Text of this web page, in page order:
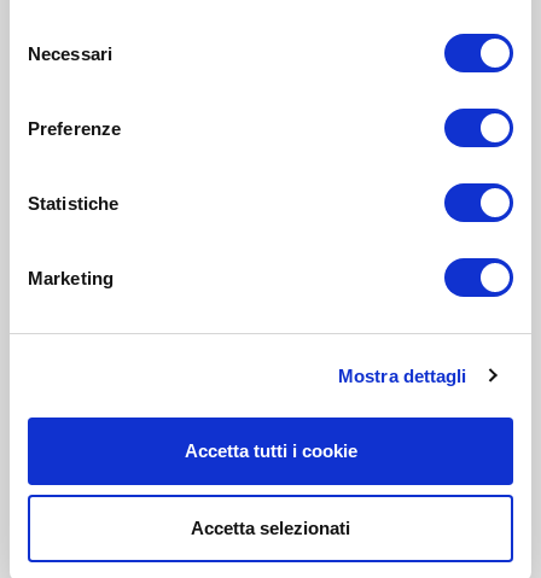
delNecessari
Preferenze
Statistiche
Marketing
Mostra dettagli
Accetta tutti i cookie
Accetta selezionati